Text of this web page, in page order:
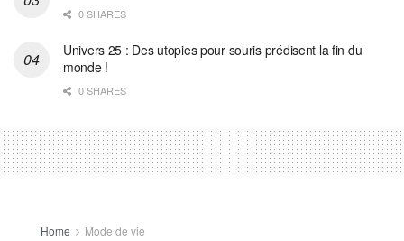
0 SHARES
Univers 25 : Des utopies pour souris prédisent la fin du
monde !
0 SHARES
Home Mode de vie